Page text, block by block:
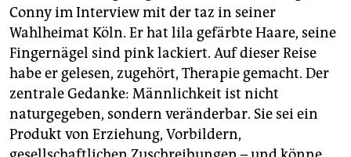
Conny im Interview mit der taz in seiner
Wahlheimat Köln. Er hat lila gefärbte Haare, seine
Fingernägel sind pink lackiert. Auf dieser Reise
habe er gelesen, zugehört, Therapie gemacht. Der
zentrale Gedanke: Männlichkeit ist nicht
naturgegeben, sondern veränderbar. Sie sei ein
Produkt von Erziehung, Vorbildern,